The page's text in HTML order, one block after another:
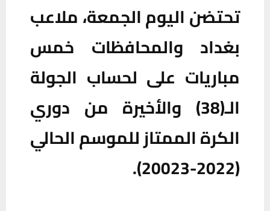
تحتضن اليوم الجمعة، ملاعب
بغداد والمحافظات خمس
مباريات على لحساب الجولة
الـ(38) والأخيرة من دوري
الكرة الممتاز للموسم الحالي
(2022-20023).